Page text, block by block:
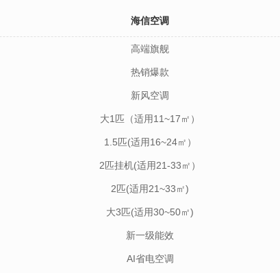
海信空调
高端旗舰
热销爆款
新风空调
大1匹（适用11~17㎡）
1.5匹(适用16~24㎡）
2匹挂机(适用21-33㎡）
2匹(适用21~33㎡)
大3匹(适用30~50㎡)
新一级能效
AI省电空调